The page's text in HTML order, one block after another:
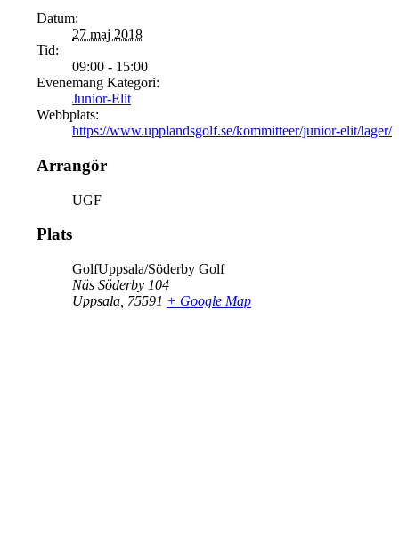
Datum:
27 maj 2018
Tid:
09:00 - 15:00
Evenemang Kategori:
Junior-Elit
Webbplats:
https://www.upplandsgolf.se/kommitteer/junior-elit/lager/
Arrangör
UGF
Plats
GolfUppsala/Söderby Golf
Näs Söderby 104
Uppsala 75591 + Google Map